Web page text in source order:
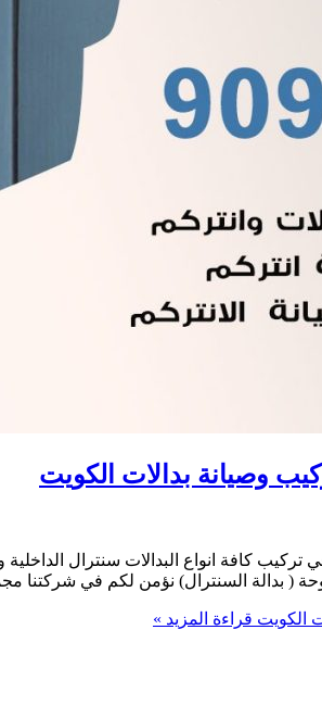
كافة انواع البدالات سنترال
( بدالة السنترال) نؤمن لكم في شركتنا
قراءة المزيد »